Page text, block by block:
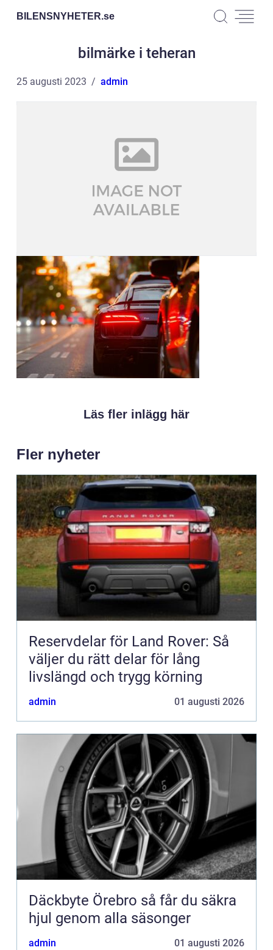
BILENSNYHETER.se
bilmärke i teheran
25 augusti 2023 admin
Läs fler inlägg här
Fler nyheter
Reservdelar för Land Rover: Så
väljer du rätt delar för lång
livslängd och trygg körning
admin 01 augusti 2026
Däckbyte Örebro så får du säkra
hjul genom alla säsonger
admin 01 augusti 2026